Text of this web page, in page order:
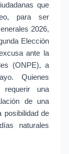
que
para ser
2026,
Elección
ante la
(ONPE), a
Quienes
requerir una
de una
posibilidad de
naturales